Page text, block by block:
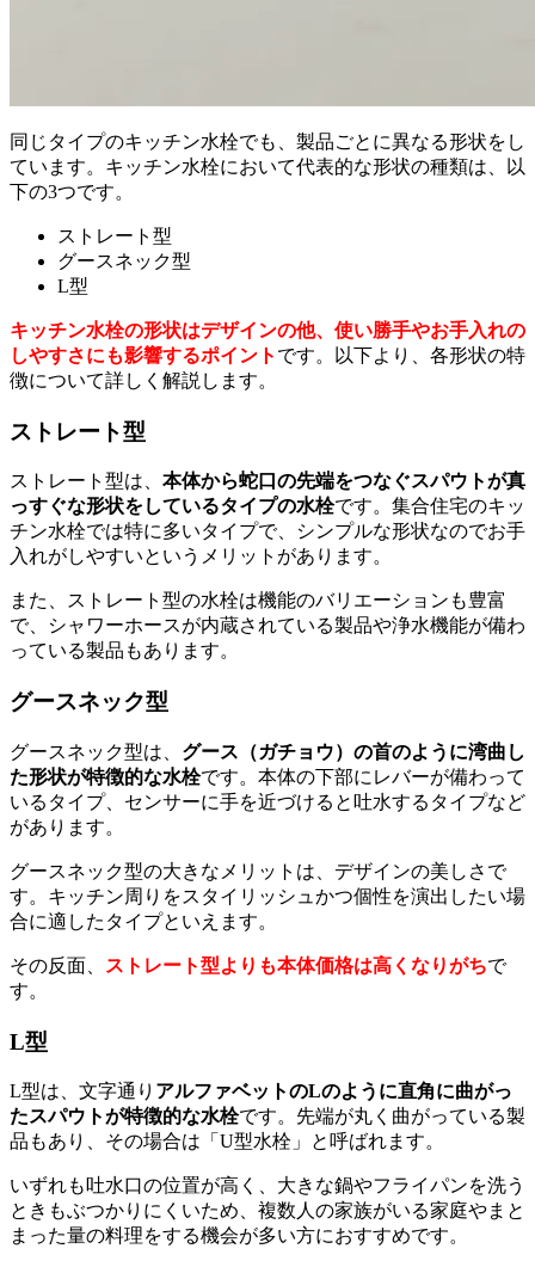
同じタイプのキッチン水栓でも、製品ごとに異なる形状をし
ています。キッチン水栓において代表的な形状の種類は、以
下の3つです。
ストレート型
グースネック型
L型
キッチン水栓の形状はデザインの他、使い勝手やお手入れの
しやすさにも影響するポイント です。以下より、各形状の特
徴について詳しく解説します。
ストレート型
ストレート型は、 本体から蛇口の先端をつなぐスパウトが真
っすぐな形状をしているタイプの水栓です。集合住宅のキッ
チン水栓では特に多いタイプで、シンプルな形状なのでお手
入れがしやすいというメリットがあります。
また、ストレート型の水栓は機能のバリエーションも豊富
で、シャワーホースが内蔵されている製品や浄水機能が備わ
っている製品もあります。
グースネック型
グースネック型は、 グース（ガチョウ）の首のように湾曲し
た形状が特徴的な水栓です。本体の下部にレバーが備わって
いるタイプ、センサーに手を近づけると吐水するタイプなど
があります。
グースネック型の大きなメリットは、デザインの美しさで
す。キッチン周りをスタイリッシュかつ個性を演出したい場
合に適したタイプといえます。
その反面、 ストレート型よりも本体価格は高くなりがちで
す。
L型
L型は、文字通り アルファベットのLのように直角に曲がっ
たスパウトが特徴的な水栓です。先端が丸く曲がっている製
品もあり、その場合は「U型水栓」と呼ばれます。
いずれも吐水口の位置が高く、大きな鍋やフライパンを洗う
ときもぶつかりにくいため、複数人の家族がいる家庭やまと
まった量の料理をする機会が多い方におすすめです。